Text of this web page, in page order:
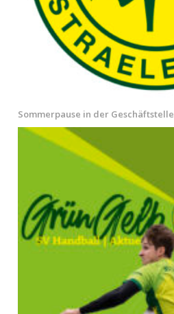
Sommerpause in der Geschäftstelle